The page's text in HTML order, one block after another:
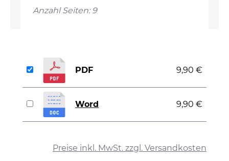
Anzahl Seiten: 9
Preise inkl. MwSt. zzgl. Versandkosten
PDF 9,90 €
Word 9,90 €